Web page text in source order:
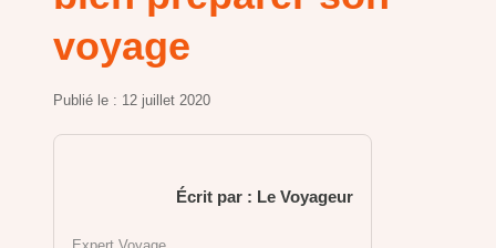
voyage
Publié le : 12 juillet 2020
Écrit par : Le Voyageur